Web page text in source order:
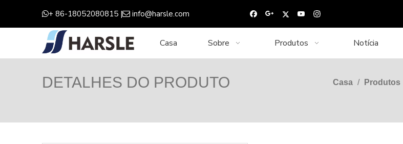
+ 86-18052080815 | info@harsle.com
Casa Sobre Produtos Notícia
DETALHES DO PRODUTO Casa / Produtos